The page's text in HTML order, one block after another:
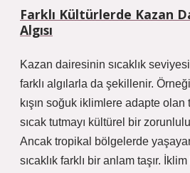
Farklı Kültürlerde Kazan
Algısı
Kazan dairesinin sıcaklık
farklı algılarla da şekillenir.
kışın soğuk iklimlere adapte
sıcak tutmayı kültürel bir
Ancak tropikal bölgelerde
sıcaklık farklı bir anlam taşır.